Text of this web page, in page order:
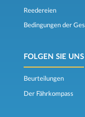
Reedereien
Bedingungen der
FOLGEN SIE UNS
Beurteilungen
Der Fährkompass